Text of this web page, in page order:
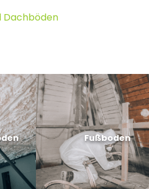
Dachböden
Fußboden